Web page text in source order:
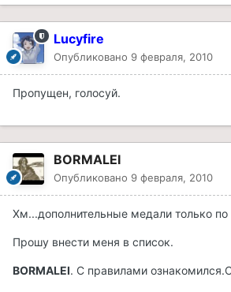
Lucyfire
Опубликовано 9 февраля, 2010
Пропущен, голосуй.
BORMALEI
Опубликовано 9 февраля, 2010
Хм...дополнительные медали только по
Прошу внести меня в список.
BORMALEI. С правилами